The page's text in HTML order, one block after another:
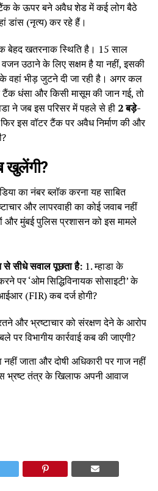
टैंक के ऊपर बने अवैध शेड में कई लोग बैठे
डांस (नृत्य) कर रहे हैं।
बेहद खतरनाक स्थिति है। 15 साल
वजन उठाने के लिए सक्षम है या नहीं, इसकी
वहां भीड़ जुटने दी जा रही है। अगर कल
टैंक धंसा और किसी मासूम की जान गई, तो
ने जब इस परिसर में पहले से ही 2 बड़े-
इस वॉटर टैंक पर अवैध निर्माण की और
खुलेंगी?
का नंबर ब्लॉक करना यह साबित
और लापरवाही का कोई जवाब नहीं
और मुंबई पुलिस प्रशासन को इस मामले
से सीधे सवाल पूछता है:1. म्हाडा के
पर ‘ओम सिद्धिविनायक सोसाइटी’ के
(FIR) कब दर्ज होगी?
और भ्रष्टाचार को संरक्षण देने के आरोप
पर विभागीय कार्रवाई कब की जाएगी?
जाता और दोषी अधिकारी पर गाज नहीं
भ्रष्ट तंत्र के खिलाफ अपनी आवाज